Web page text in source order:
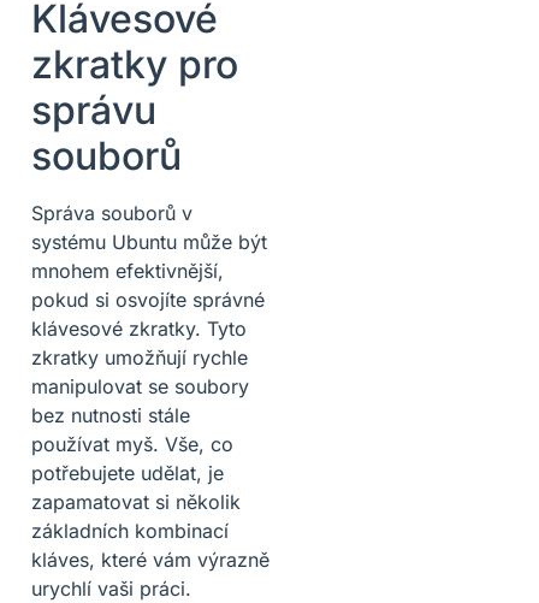
Klávesové
zkratky pro
správu
souborů
Správa souborů v
systému Ubuntu může být
mnohem efektivnější,
pokud si osvojíte správné
klávesové zkratky. Tyto
zkratky umožňují rychle
manipulovat se soubory
bez nutnosti stále
používat myš. Vše, co
potřebujete udělat, je
zapamatovat si několik
základních kombinací
kláves, které vám výrazně
urychlí vaši práci.